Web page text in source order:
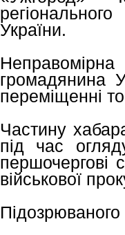
України.
громадянина
переміщенні
Частину
під час
першочергові
військової